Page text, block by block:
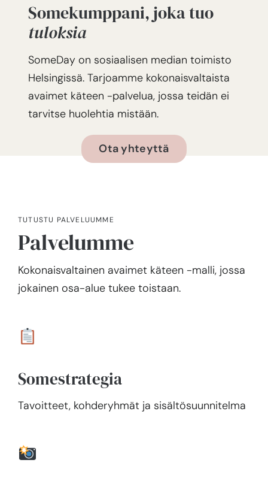
Somekumppani, joka tuo
tuloksia
SomeDay on sosiaalisen median toimisto
Helsingissä. Tarjoamme kokonaisvaltaista
avaimet käteen -palvelua, jossa teidän ei
tarvitse huolehtia mistään.
Ota yhteyttä
TUTUSTU PALVELUUMME
Palvelumme
Kokonaisvaltainen avaimet käteen -malli, jossa
jokainen osa-alue tukee toistaan.
Somestrategia
Tavoitteet, kohderyhmät ja sisältösuunnitelma